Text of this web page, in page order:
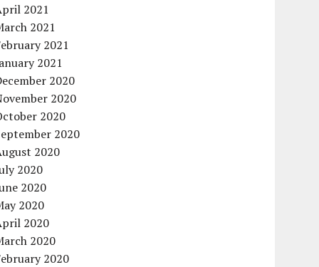
2021
2021
2021
2021
2020
2020
2020
2020
2020
2020
2020
2020
2020
2020
2020